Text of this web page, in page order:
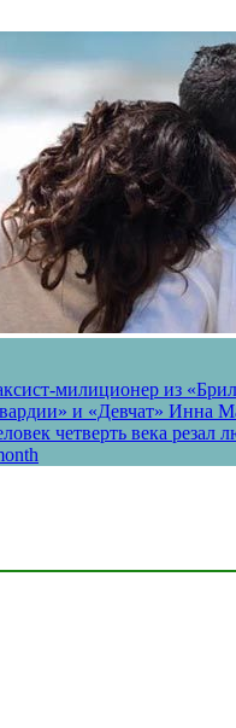
милиционер из
и «Девчат» Инна
четверть века резал